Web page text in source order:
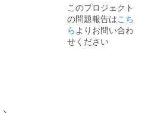
された
ラベル
や注意
書きを
ご確認
（祇園
店、君
津店、
市原
店）、
せんね
んの木
グルー
プで利
用可能
このプロジェクト
の問題報告はこち
ら よりお問い合わ
せください